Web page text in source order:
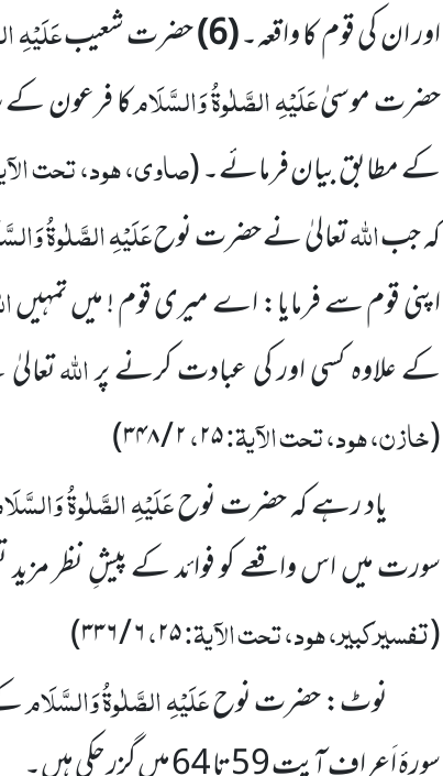
اور ان کی قوم کا واقعہ۔(6) حضرت شعیبعَلَیْہِ
حضرت موسیٰعَلَیْہِ الصَّلٰوۃُ وَالسَّلَامکا فرعون کے
کے مطابق بیان فرمائے۔(صاوی، ہود، تحت
کہ جباللہتعالیٰ نے حضرت نوحعَلَیْہِ الصَّلٰوۃُ
اپنی قوم سے فرمایا: اے میری قوم ! میں تمہیں
کے علاوہ کسی اور کی عبادت کرنے پراللہ
(خازن، ہود، تحت الآیۃ:۲۵،۲ / ۳۴۸
)
یاد رہے کہ حضرت نوحعَلَیْہِ الصَّلٰوۃُ
سورت میں اس واقعے کو فوائد کے پیشِ نظر مزید
(تفسیرکبیر، ہود، تحت الآیۃ:۲۵،۶ / ۳۳۶
)
نوٹ: حضرت نوحعَلَیْہِ الصَّلٰوۃُ وَالسَّلَام